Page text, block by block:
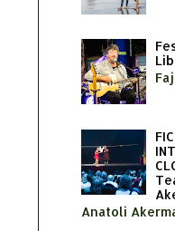
Anatoli